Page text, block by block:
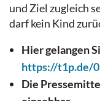
und Ziel zugleich
darf kein Kind
Hier gelangen
https://t1p.de/
Die